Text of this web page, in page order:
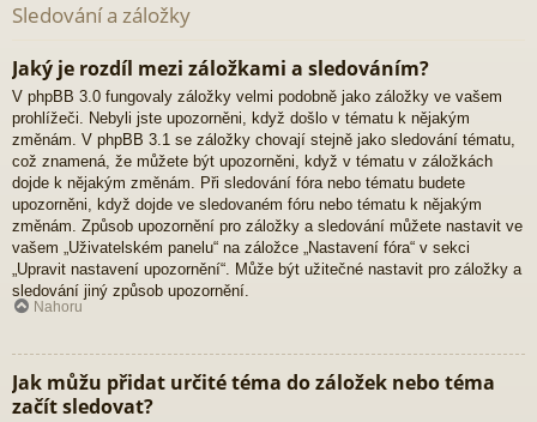
Sledování a záložky
Jaký je rozdíl mezi záložkami a sledováním?
V phpBB 3.0 fungovaly záložky velmi podobně jako záložky ve vašem
prohlížeči. Nebyli jste upozorněni, když došlo v tématu k nějakým
změnám. V phpBB 3.1 se záložky chovají stejně jako sledování tématu,
což znamená, že můžete být upozorněni, když v tématu v záložkách
dojde k nějakým změnám. Při sledování fóra nebo tématu budete
upozorněni, když dojde ve sledovaném fóru nebo tématu k nějakým
změnám. Způsob upozornění pro záložky a sledování můžete nastavit ve
vašem „Uživatelském panelu“ na záložce „Nastavení fóra“ v sekci
„Upravit nastavení upozornění“. Může být užitečné nastavit pro záložky a
sledování jiný způsob upozornění.
Nahoru
Jak můžu přidat určité téma do záložek nebo téma
začít sledovat?